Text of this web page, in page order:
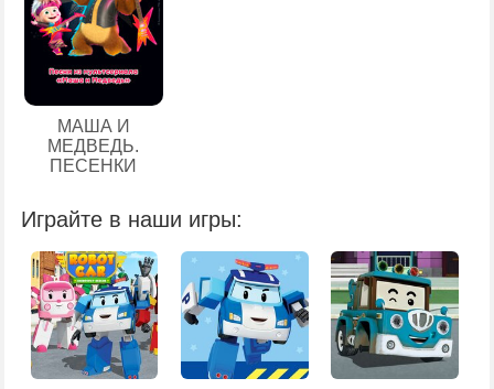
МАША И
МЕДВЕДЬ.
ПЕСЕНКИ
Играйте в наши игры: